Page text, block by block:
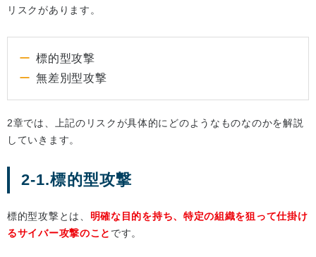
リスクがあります。
標的型攻撃
無差別型攻撃
2章では、上記のリスクが具体的にどのようなものなのかを解説
していきます。
2-1.標的型攻撃
標的型攻撃とは、 明確な目的を持ち、特定の組織を狙って仕掛け
るサイバー攻撃のこと です。